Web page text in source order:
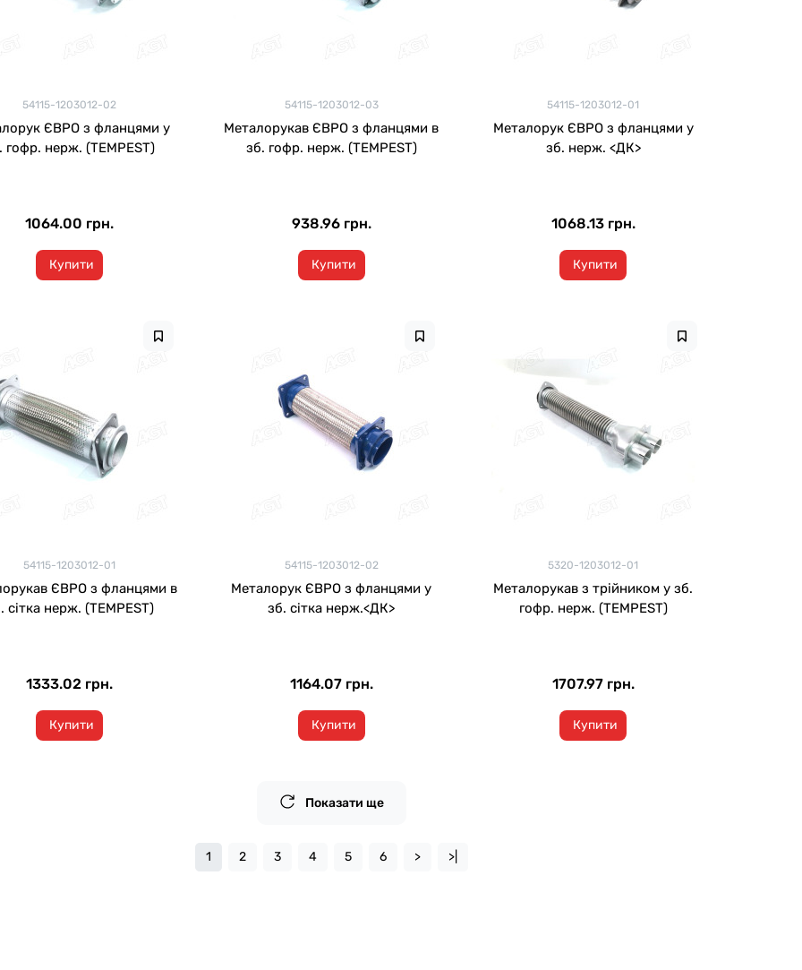
54115-1203012-02
ЄВРО з фланцями у
гофр. нерж. (TEMPEST)
1064.00 грн.
Купити
54115-1203012-03
Металорукав ЄВРО з фланцями в
зб. гофр. нерж. (TEMPEST)
938.96 грн.
Купити
54115-1203012-01
Металорук ЄВРО з фланцями у
зб. нерж. <ДК>
1068.13 грн.
Купити
54115-1203012-01
ЄВРО з фланцями в
сітка нерж. (TEMPEST)
1333.02 грн.
Купити
54115-1203012-02
Металорук ЄВРО з фланцями у
зб. сітка нерж.<ДК>
1164.07 грн.
Купити
5320-1203012-01
Металорукав з трійником у зб.
гофр. нерж. (TEMPEST)
1707.97 грн.
Купити
Показати ще
1 2 3 4 5 6 > >|